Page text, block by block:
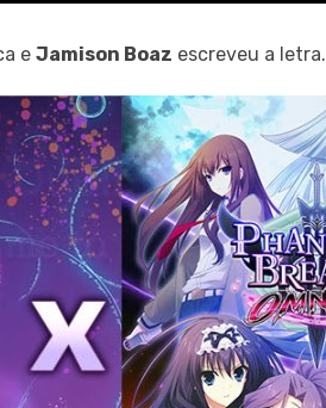
e Jamison Boaz escreveu a letra.